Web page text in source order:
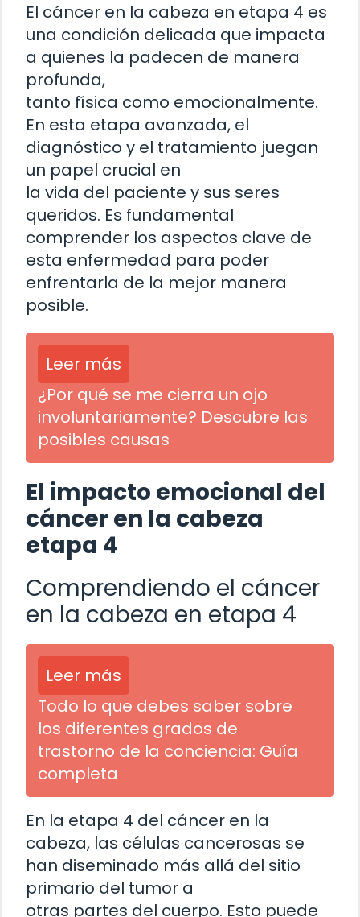
El cáncer en la cabeza en etapa 4 es
una condición delicada que impacta
a quienes la padecen de manera
profunda,
tanto física como emocionalmente.
En esta etapa avanzada, el
diagnóstico y el tratamiento juegan
un papel crucial en
la vida del paciente y sus seres
queridos. Es fundamental
comprender los aspectos clave de
esta enfermedad para poder
enfrentarla de la mejor manera
posible.
Leer más
¿Por qué se me cierra un ojo
involuntariamente? Descubre las
posibles causas
El impacto emocional del
cáncer en la cabeza
etapa 4
Comprendiendo el cáncer
en la cabeza en etapa 4
Leer más
Todo lo que debes saber sobre
los diferentes grados de
trastorno de la conciencia: Guía
completa
En la etapa 4 del cáncer en la
cabeza, las células cancerosas se
han diseminado más allá del sitio
primario del tumor a
otras partes del cuerpo. Esto puede